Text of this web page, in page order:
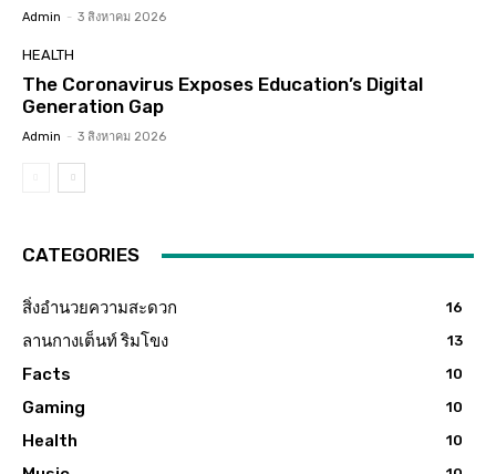
Admin - 3 สิงหาคม 2026
HEALTH
The Coronavirus Exposes Education’s Digital
Generation Gap
Admin - 3 สิงหาคม 2026
CATEGORIES
สิ่งอำนวยความสะดวก 16
ลานกางเต็นท์ ริมโขง 13
Facts 10
Gaming 10
Health 10